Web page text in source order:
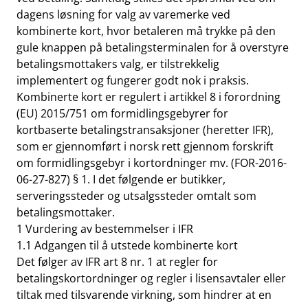
dagens løsning for valg av varemerke ved
kombinerte kort, hvor betaleren må trykke på den
gule knappen på betalingsterminalen for å overstyre
betalingsmottakers valg, er tilstrekkelig
implementert og fungerer godt nok i praksis.
Kombinerte kort er regulert i artikkel 8 i forordning
(EU) 2015/751 om formidlingsgebyrer for
kortbaserte betalingstransaksjoner (heretter IFR),
som er gjennomført i norsk rett gjennom forskrift
om formidlingsgebyr i kortordninger mv. (FOR-2016-
06-27-827) § 1. I det følgende er butikker,
serveringssteder og utsalgssteder omtalt som
betalingsmottaker.
1 Vurdering av bestemmelser i IFR
1.1 Adgangen til å utstede kombinerte kort
Det følger av IFR art 8 nr. 1 at regler for
betalingskortordninger og regler i lisensavtaler eller
tiltak med tilsvarende virkning, som hindrer at en